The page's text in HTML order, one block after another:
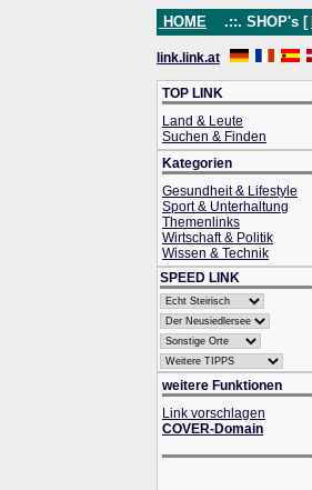
HOME .::. SHOP's [
link.link.at
TOP LINK
Land & Leute
Suchen & Finden
Kategorien
Gesundheit & Lifestyle
Sport & Unterhaltung
Themenlinks
Wirtschaft & Politik
Wissen & Technik
SPEED LINK
weitere Funktionen
Link vorschlagen
COVER-Domain